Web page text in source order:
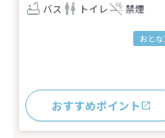
バス
トイレ 禁煙
おと
おすすめポイント